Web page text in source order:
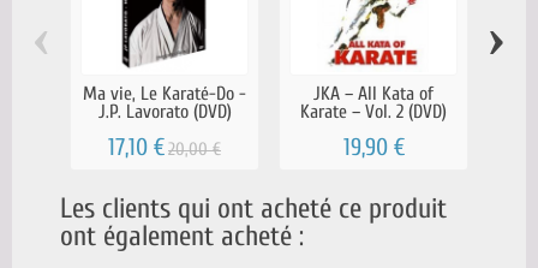
Ma vie, Le Karaté-Do -
J.P. Lavorato (DVD)
17,10 €20,00 €
JKA – All Kata of
Karate – Vol. 2 (DVD)
19,90 €
‹ ›
Les clients qui ont acheté ce produit
ont également acheté :